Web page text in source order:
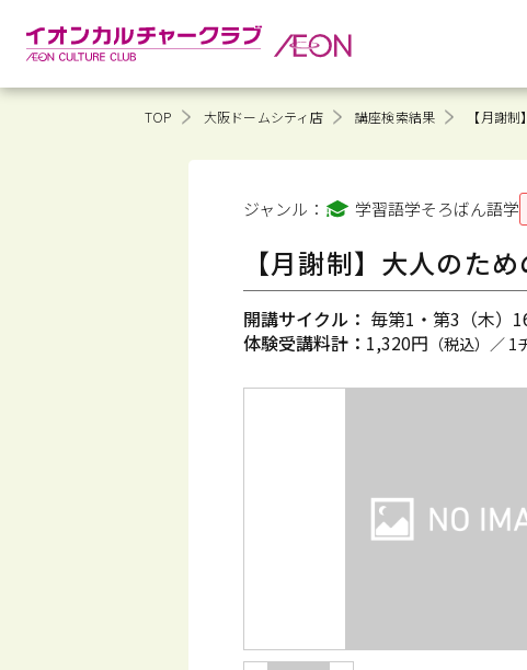
TOP 大阪ドームシティ店 講座検索結果 【月謝
ジャンル： 学習語学そろばん語学
【月謝制】大人のた
開講サイクル： 毎第1・第3（木）
体験受講料計： 1,320円 （税込）／ 1